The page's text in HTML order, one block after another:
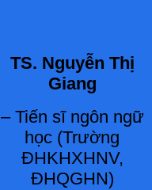
TS. Nguyễn Thị
Giang
– Tiến sĩ ngôn ngữ
học (Trường
ĐHKHXHNV,
ĐHQGHN)